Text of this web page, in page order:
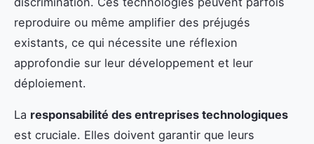
reproduire ou même amplifier des préjugés
existants, ce qui nécessite une réflexion
approfondie sur leur développement et leur
déploiement.
La responsabilité des entreprises technologiques
est cruciale. Elles doivent garantir que leurs